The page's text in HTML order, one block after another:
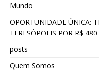
Mundo
OPORTUNIDADE ÚNICA:
TERESÓPOLIS POR R$
posts
Quem Somos